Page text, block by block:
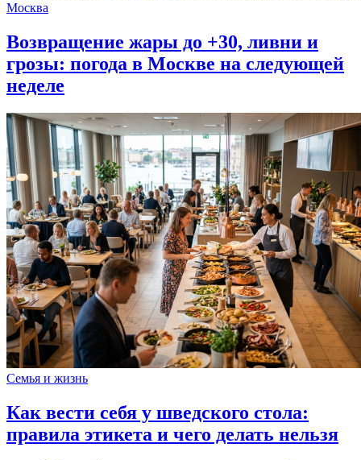
Москва
Возвращение жары до +30, ливни и
грозы: погода в Москве на следующей
неделе
Семья и жизнь
Как вести себя у шведского стола:
правила этикета и чего делать нельзя